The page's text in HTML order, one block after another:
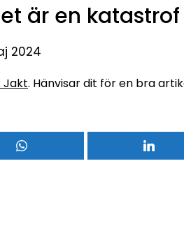
är en katastrof
2024
Jakt. Hänvisar dit för en bra